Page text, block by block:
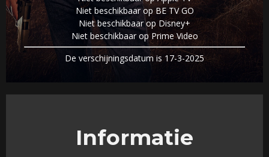
Niet beschikbaar op BE TV GO
Niet beschikbaar op Disney+
Niet beschikbaar op Prime Video
De verschijningsdatum is 17-3-2025
Informatie